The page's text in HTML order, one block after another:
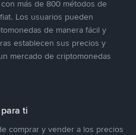
más de 800 métodos de
Los usuarios pueden
de manera fácil y
establecen sus precios y
mercado de criptomonedas
ti
comprar y vender a los precios